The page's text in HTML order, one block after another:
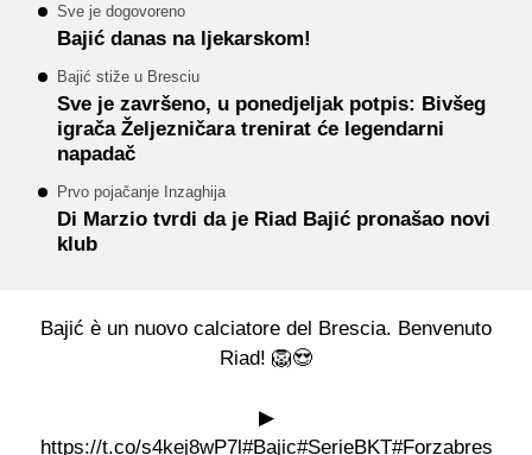
Sve je dogovoreno
Bajić danas na ljekarskom!
Bajić stiže u Bresciu
Sve je završeno, u ponedjeljak potpis: Bivšeg
igrača Željezničara trenirat će legendarni
napadač
Prvo pojačanje Inzaghija
Di Marzio tvrdi da je Riad Bajić pronašao novi
klub
Bajić è un nuovo calciatore del Brescia. Benvenuto
Riad! 🦁😍
▶
https://t.co/s4kej8wP7l#Bajic#SerieBKT#Forzabres